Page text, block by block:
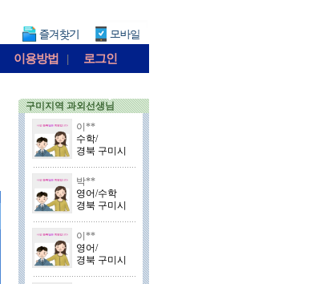
이용방법 | 로그인
구미지역 과외선생님
이**
수학/
경북 구미시
박**
영어/수학
경북 구미시
이**
영어/
경북 구미시